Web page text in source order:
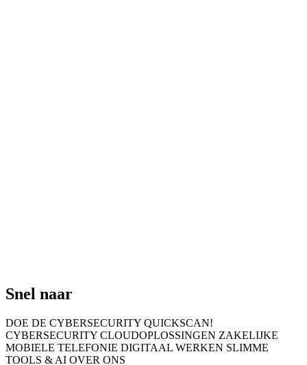
Snel naar
DOE DE CYBERSECURITY QUICKSCAN!
CYBERSECURITY CLOUDOPLOSSINGEN ZAKELIJKE
MOBIELE TELEFONIE DIGITAAL WERKEN SLIMME
TOOLS & AI OVER ONS